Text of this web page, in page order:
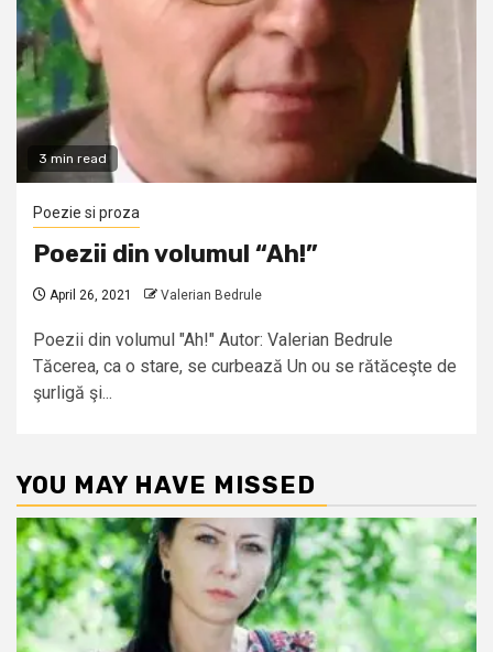
3 min read
Poezie si proza
Poezii din volumul “Ah!”
April 26, 2021 Valerian Bedrule
Poezii din volumul "Ah!" Autor: Valerian Bedrule
Tăcerea, ca o stare, se curbează Un ou se rătăceşte de
şurligă şi...
YOU MAY HAVE MISSED